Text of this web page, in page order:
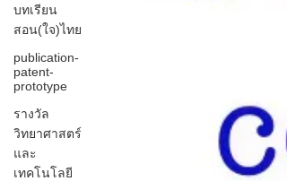
บทเรียน
สอน(ใจ)ไทย
publication-
patent-
prototype
รางวัล
วิทยาศาสตร์
และ
เทคโนโลยี